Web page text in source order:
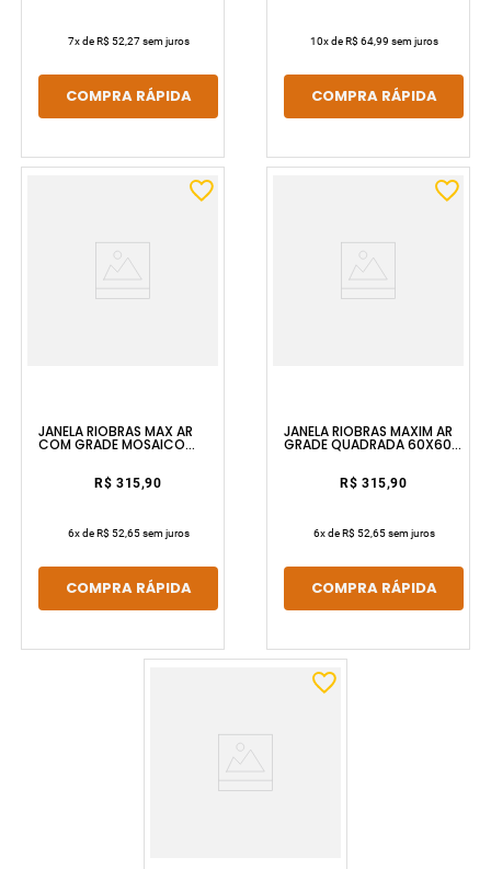
7x deR$ 52,27sem juros
COMPRA RÁPIDA
10x deR$ 64,99 sem juros
COMPRA RÁPIDA
JANELA RIOBRAS MAX AR
COM GRADE MOSAICO
R$ 315,90
6x deR$ 52,65sem juros
COMPRA RÁPIDA
JANELA RIOBRAS MAXIM AR
GRADE QUADRADA 60X60
SEM PINTURA E SEM VIDRO
R$ 315,90
6x deR$ 52,65sem juros
COMPRA RÁPIDA